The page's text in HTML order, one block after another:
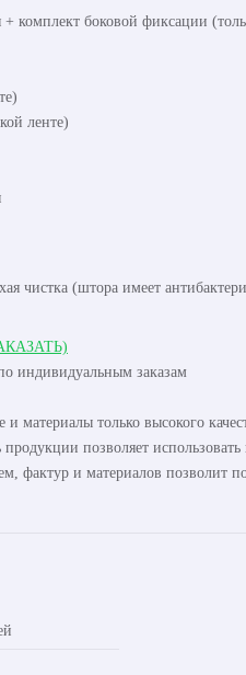
комплект боковой фиксации
ленте)
чистка (штора имеет
индивидуальным заказам
материалы только высокого
продукции позволяет
фактур и материалов позволит